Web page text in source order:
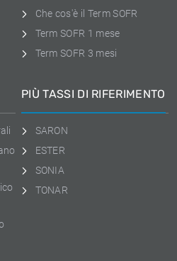
Che cos'è il Term SOFR
Term SOFR 1 mese
Term SOFR 3 mesi
PIÙ TASSI DI RIFERIMENTO
SARON
ESTER
SONIA
TONAR